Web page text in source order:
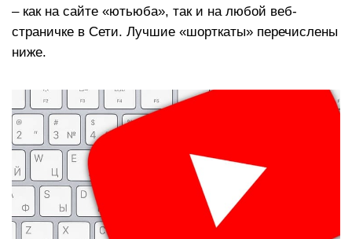
– как на сайте «ютьюба», так и на любой веб-
страничке в Сети. Лучшие «шорткаты» перечислены
ниже.